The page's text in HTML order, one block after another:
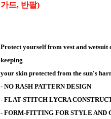
가드, 반팔)
Protect yourself from vest and wetsuit
keeping
your skin protected from the sun's
- NO RASH PATTERN DESIGN
- FLAT-STITCH LYCRA
- FORM-FITTING FOR STYLE AND